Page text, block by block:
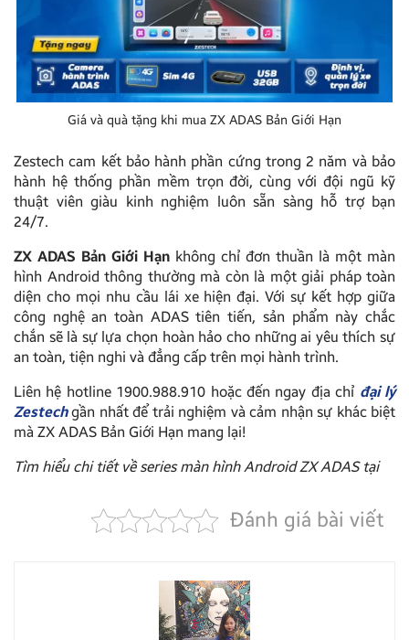
Giá và quà tặng khi mua ZX ADAS Bản Giới Hạn
Zestech cam kết bảo hành phần cứng trong 2 năm và bảo
hành hệ thống phần mềm trọn đời, cùng với đội ngũ kỹ
thuật viên giàu kinh nghiệm luôn sẵn sàng hỗ trợ bạn
24/7.
ZX ADAS Bản Giới Hạn không chỉ đơn thuần là một màn
hình Android thông thường mà còn là một giải pháp toàn
diện cho mọi nhu cầu lái xe hiện đại. Với sự kết hợp giữa
công nghệ an toàn ADAS tiên tiến, sản phẩm này chắc
chắn sẽ là sự lựa chọn hoàn hảo cho những ai yêu thích sự
an toàn, tiện nghi và đẳng cấp trên mọi hành trình.
Liên hệ hotline 1900.988.910 hoặc đến ngay địa chỉ đại lý
Zestechgần nhất để trải nghiệm và cảm nhận sự khác biệt
mà ZX ADAS Bản Giới Hạn mang lại!
Tìm hiểu chi tiết về series màn hình Android ZX ADAS tại
Đánh giá bài viết